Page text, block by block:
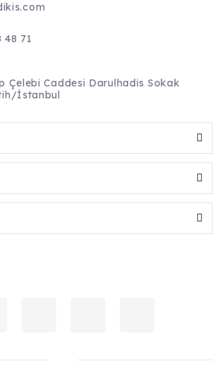
48 71
Çelebi Caddesi Darulhadis Sokak
İstanbul